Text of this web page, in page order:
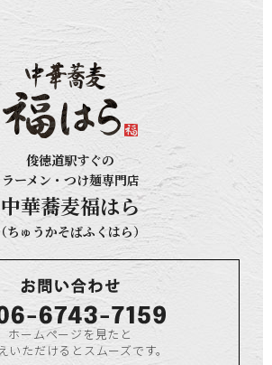
俊徳道駅すぐの
ラーメン・つけ麺専門店
中華蕎麦福はら
（ちゅうかそばふくはら）
ホームページを見たと
いただけるとスムーズです。